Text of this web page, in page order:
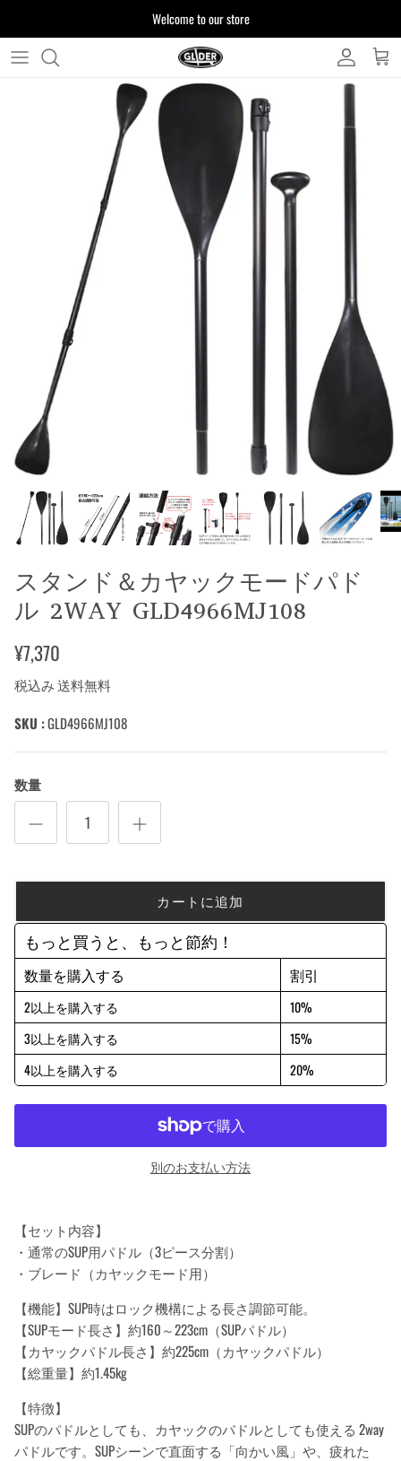
ッ
Welcome to our store
よくある質問
お客様からいただいたご質問をまとめており
ます
注文について 製品について
スタンド＆カヤックモードパド
ル 2WAY GLD4966MJ108
¥7,370
税込み 送料無料
SKU :GLD4966MJ108
数量
カートに追加
もっと買うと、もっと節約！
数量を購入する 割引
2以上を購入する
10%
3以上を購入する
15%
4以上を購入する
20%
別のお支払い方法
【セット内容】
・通常のSUP用パドル（3ピース分割）
・ブレード（カヤックモード用）
【機能】SUP時はロック機構による長さ調節可能。
【SUPモード長さ】約160～223cm（SUPパドル）
【カヤックパドル長さ】約225cm（カヤックパドル）
【総重量】約1.45kg
【特徴】
SUPのパドルとしても、カヤックのパドルとしても使える 2way
パドルです。SUPシーンで直面する「向かい風」や、疲れた